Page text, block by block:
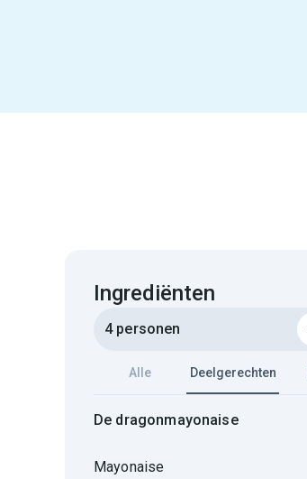
Ingrediënten
4 personen
Alle Deelgerechten
De dragonmayonaise
Mayonaise